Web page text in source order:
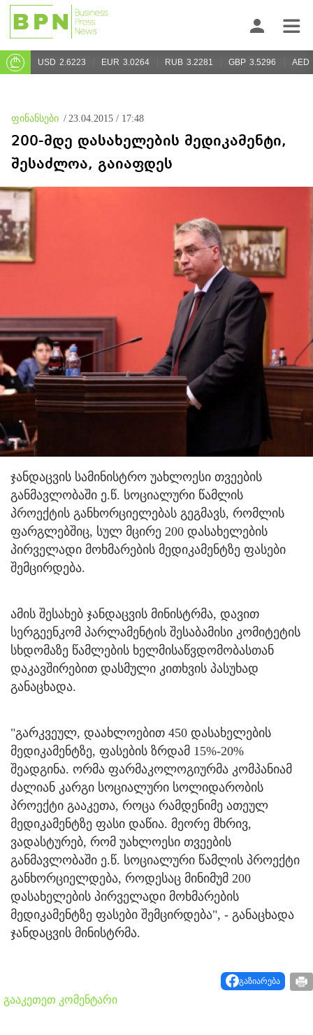
USD 2.6223 EUR 3.0264 RUB 3.2281 GBP 3.5296 AED
ფინანსები / 23.04.2015 / 17:48
200-მდე დასახელების მედიკამენტი,
შესაძლოა, გაიაფდეს
ჯანდაცვის სამინისტრო უახლოესი თვეების
განმავლობაში ე.წ. სოციალური წამლის
პროექტის განხორციელებას გეგმავს, რომლის
ფარგლებშიც, სულ მცირე 200 დასახელების
პირველადი მოხმარების მედიკამენტზე ფასები
შემცირდება.
ამის შესახებ ჯანდაცვის მინისტრმა, დავით
სერგეენკომ პარლამენტის შესაბამისი კომიტეტის
სხდომაზე წამლების ხელმისაწვდომობასთან
დაკავშირებით დასმული კითხვის პასუხად
განაცხადა.
"გარკვეულ, დაახლოებით 450 დასახელების
მედიკამენტზე, ფასების ზრდამ 15%-20%
შეადგინა. ორმა ფარმაკოლოგიურმა კომპანიამ
ძალიან კარგი სოციალური სოლიდარობის
პროექტი გააკეთა, როცა რამდენიმე ათეულ
მედიკამენტზე ფასი დაწია. მეორე მხრივ,
ვადასტურებ, რომ უახლოესი თვეების
განმავლობაში ე.წ. სოციალური წამლის პროექტი
განხორციელდება, როდესაც მინიმუმ 200
დასახელების პირველადი მოხმარების
მედიკამენტზე ფასები შემცირდება", - განაცხადა
ჯანდაცვის მინისტრმა.
გაზიარება
გააკეთეთ კომენტარი